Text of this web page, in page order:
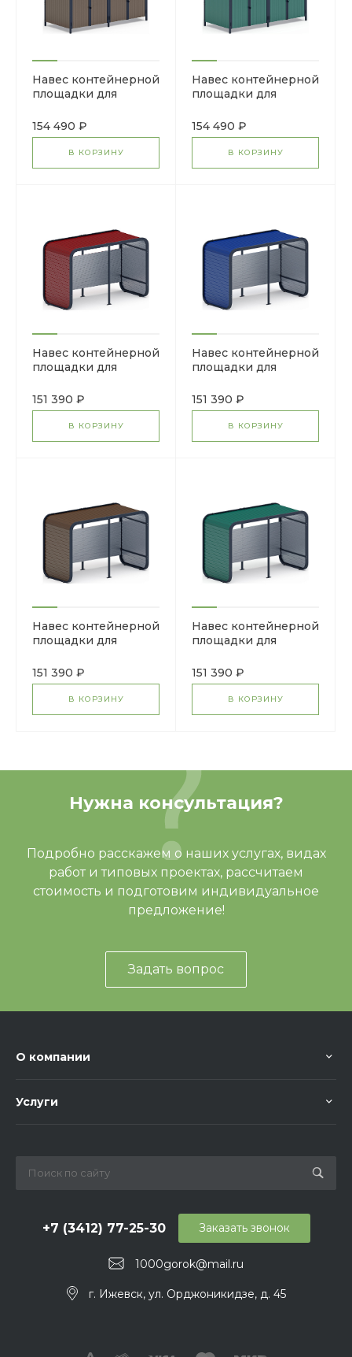
Навес контейнерной
площадки для
(2 секции) МФ
55.02.02-02
154 490 ₽
В КОРЗИНУ
Навес контейнерной
площадки для
секции) МФ 55.02.02-
01
154 490 ₽
В КОРЗИНУ
Навес контейнерной
площадки для
секции) (под анкера)
МФ 55.01.02-04
151 390 ₽
В КОРЗИНУ
Навес контейнерной
площадки для
секции) (под анкера)
МФ 55.01.02-03
151 390 ₽
В КОРЗИНУ
Навес контейнерной
площадки для
(2 секции) (под
анкера) МФ 55.01.02-
151 390 ₽
В КОРЗИНУ
Навес контейнерной
площадки для
секции) (под анкера)
МФ 55.01.02-01
151 390 ₽
В КОРЗИНУ
Нужна консультация?
Подробно расскажем о наших услугах, видах
работ и типовых проектах, рассчитаем
стоимость и подготовим индивидуальное
предложение!
Задать вопрос
О компании
Услуги
+7 (3412) 77-25-30
1000gorok@mail.ru
Заказать звонок
г. Ижевск, ул. Орджоникидзе, д. 45